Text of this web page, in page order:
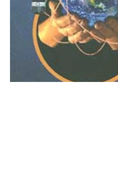
أن المرجان إفراز حيواني
البحر ويتركب من مادة
وهو أحمر أو شديد
أجود أنواعه، ويمتاز بكبر
الش